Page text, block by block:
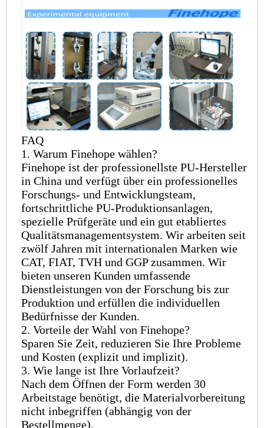
FAQ
1. Warum Finehope wählen?
Finehope ist der professionellste PU-Hersteller
in China und verfügt über ein professionelles
Forschungs- und Entwicklungsteam,
fortschrittliche PU-Produktionsanlagen,
spezielle Prüfgeräte und ein gut etabliertes
Qualitätsmanagementsystem. Wir arbeiten seit
zwölf Jahren mit internationalen Marken wie
CAT, FIAT, TVH und GGP zusammen. Wir
bieten unseren Kunden umfassende
Dienstleistungen von der Forschung bis zur
Produktion und erfüllen die individuellen
Bedürfnisse der Kunden.
2. Vorteile der Wahl von Finehope?
Sparen Sie Zeit, reduzieren Sie Ihre Probleme
und Kosten (explizit und implizit).
3. Wie lange ist Ihre Vorlaufzeit?
Nach dem Öffnen der Form werden 30
Arbeitstage benötigt, die Materialvorbereitung
nicht inbegriffen (abhängig von der
Bestellmenge).